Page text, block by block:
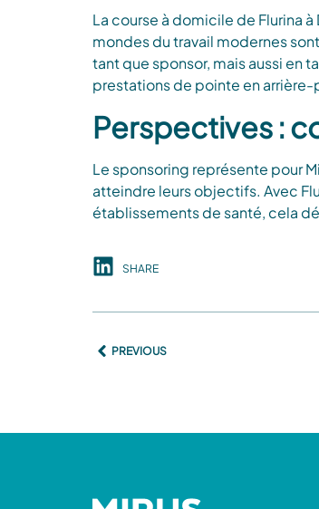
La course à domicile de Flurina
mondes du travail modernes
tant que sponsor, mais aussi en
prestations de pointe en arrière-
Perspectives :
Le sponsoring représente pour
atteindre leurs objectifs. Avec
établissements de santé, cela
SHARE
PREVIOUS